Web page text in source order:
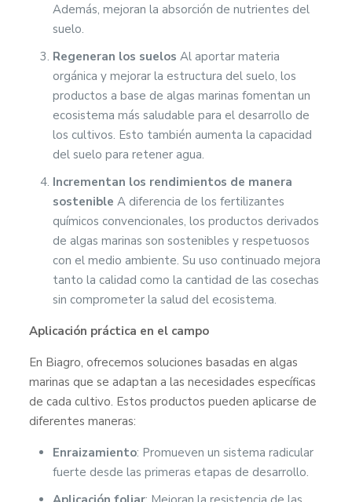
Además, mejoran la absorción de nutrientes del
suelo.
Regeneran los suelos Al aportar materia
orgánica y mejorar la estructura del suelo, los
productos a base de algas marinas fomentan un
ecosistema más saludable para el desarrollo de
los cultivos. Esto también aumenta la capacidad
del suelo para retener agua.
Incrementan los rendimientos de manera
sostenible A diferencia de los fertilizantes
químicos convencionales, los productos derivados
de algas marinas son sostenibles y respetuosos
con el medio ambiente. Su uso continuado mejora
tanto la calidad como la cantidad de las cosechas
sin comprometer la salud del ecosistema.
Aplicación práctica en el campo
En Biagro, ofrecemos soluciones basadas en algas
marinas que se adaptan a las necesidades específicas
de cada cultivo. Estos productos pueden aplicarse de
diferentes maneras:
Enraizamiento: Promueven un sistema radicular
fuerte desde las primeras etapas de desarrollo.